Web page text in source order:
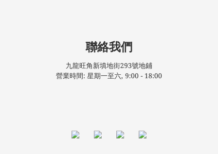
聯絡我們
九龍旺角新填地街293號地鋪
營業時間: 星期一至六, 9:00 - 18:00